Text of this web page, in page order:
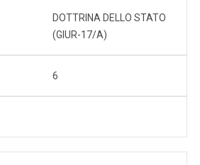
DOTTRINA DELLO STATO
(GIUR-17/A)
6